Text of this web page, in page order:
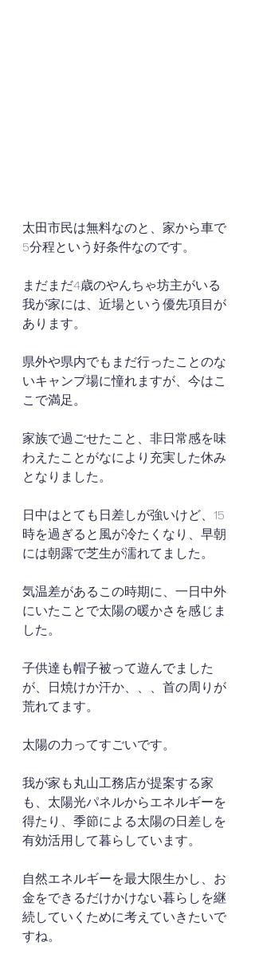
太田市民は無料なのと、家から車で
5分程という好条件なのです。
まだまだ4歳のやんちゃ坊主がいる
我が家には、近場という優先項目が
あります。
県外や県内でもまだ行ったことのな
いキャンプ場に憧れますが、今はこ
こで満足。
家族で過ごせたこと、非日常感を味
わえたことがなにより充実した休み
となりました。
日中はとても日差しが強いけど、15
時を過ぎると風が冷たくなり、早朝
には朝露で芝生が濡れてました。
気温差があるこの時期に、一日中外
にいたことで太陽の暖かさを感じま
した。
子供達も帽子被って遊んでました
が、日焼けか汗か、、、首の周りが
荒れてます。
太陽の力ってすごいです。
我が家も丸山工務店が提案する家
も、太陽光パネルからエネルギーを
得たり、季節による太陽の日差しを
有効活用して暮らしています。
自然エネルギーを最大限生かし、お
金をできるだけかけない暮らしを継
続していくために考えていきたいで
すね。